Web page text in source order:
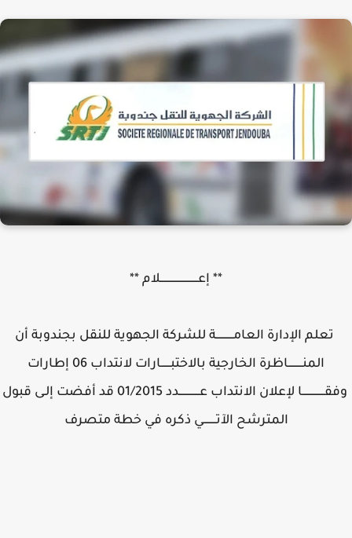
** إعــــــــــــــــــــــــلام **
تعلم الإدارة العامـــــــــــة للشركة الجهوية للنقل بجندوبة أن
المنـــــــــاظرة الخارجية بالاختبــــــارات لانتداب 06 إطارات
وفقــــــــــــــا لإعلان الانتداب عـــــــــــــدد 01/2015 قد أفضت إلـى قبول
المترشح الآتــــــــي ذكره في خطة متصرف